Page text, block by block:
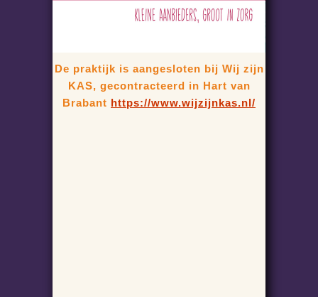
De praktijk is aangesloten bij Wij zijn
KAS, gecontracteerd in Hart van
Brabant https://www.wijzijnkas.nl/